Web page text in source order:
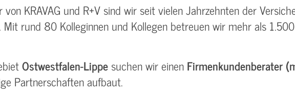
KRAVAG und R+V sind wir seit vielen Jahrzehnten der
rund 80 Kolleginnen und Kollegen betreuen wir mehr als
Ostwestfalen-Lippesuchen wir einenFirmenkundenberater
Partnerschaften aufbaut.